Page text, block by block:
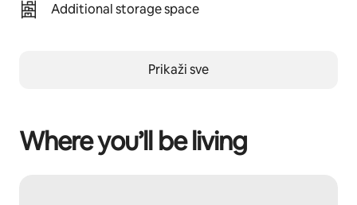
Additional storage space
Prikaži sve
Where you’ll be living